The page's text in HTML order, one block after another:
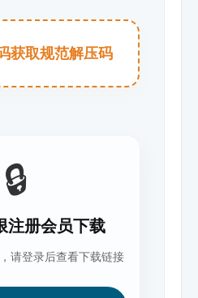
获取规范解压码
🔒
注册会员下载
请登录后查看下载链接